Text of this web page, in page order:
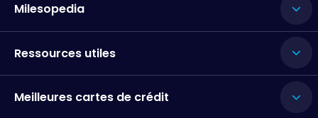
Milesopedia
Ressources utiles
Meilleures cartes de crédit